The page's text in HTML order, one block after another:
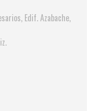
Edif. Azabache,